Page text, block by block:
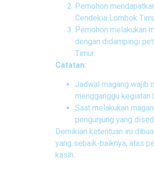
Pemohon
Cendekia Lombok
Pemohon melakukan
dengan didampingi
Timur.
Catatan:
Jadwal magang wajib
mengganggu kegiatan
Saat melakukan
pengunjung yang
Demikian ketentuan ini
yang sebaik-baiknya, atas
kasih.